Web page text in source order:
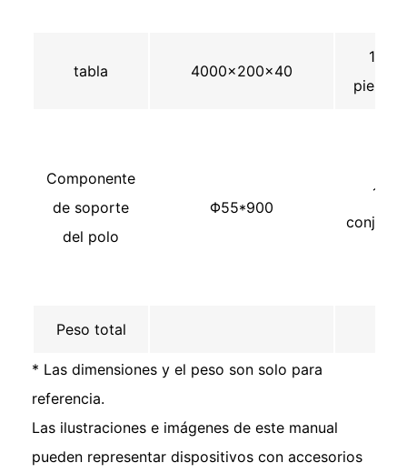
tabla 4000×200×40
17
piezas
Componente
de soporte
del polo
Φ55*900
1
conjunto
Peso total
* Las dimensiones y el peso son solo para
referencia.
Las ilustraciones e imágenes de este manual
pueden representar dispositivos con accesorios